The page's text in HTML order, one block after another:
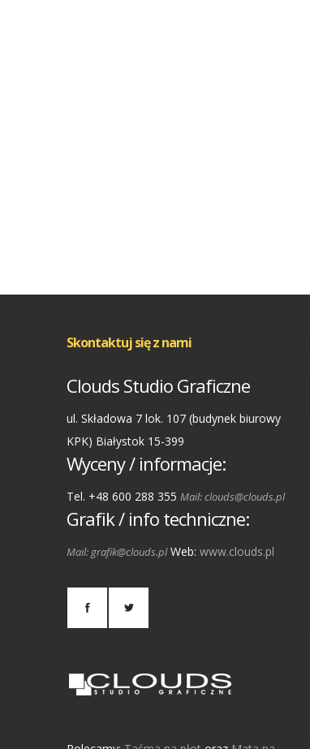
Skontaktuj się z nami
Clouds Studio Graficzne
ul. Składowa 7 lok. 107 (budynek biurowy
KPK) Białystok 15-399
Wyceny / informacje:
Tel. +48 600 288 355 Mail: clouds@clouds.pl
Grafik / info techniczne:
Mail: grafik@clouds.plWeb: www.clouds.pl